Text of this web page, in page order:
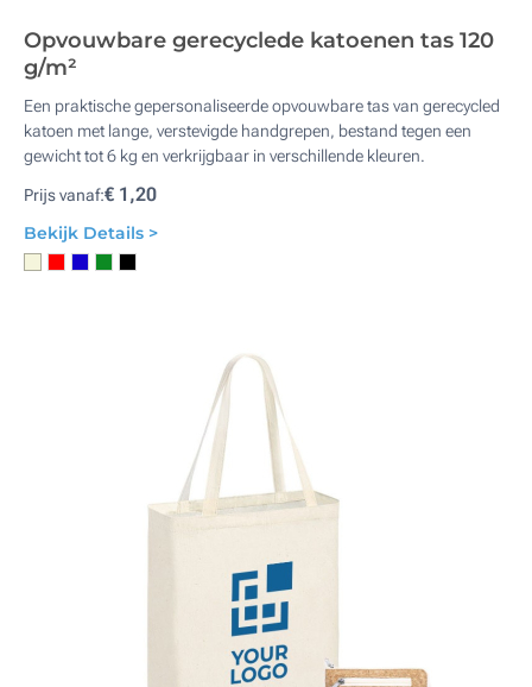
Opvouwbare gerecyclede katoenen tas 120
g/m²
Een praktische gepersonaliseerde opvouwbare tas van gerecycled
katoen met lange, verstevigde handgrepen, bestand tegen een
gewicht tot 6 kg en verkrijgbaar in verschillende kleuren.
Prijs vanaf:€ 1,20
Bekijk Details >